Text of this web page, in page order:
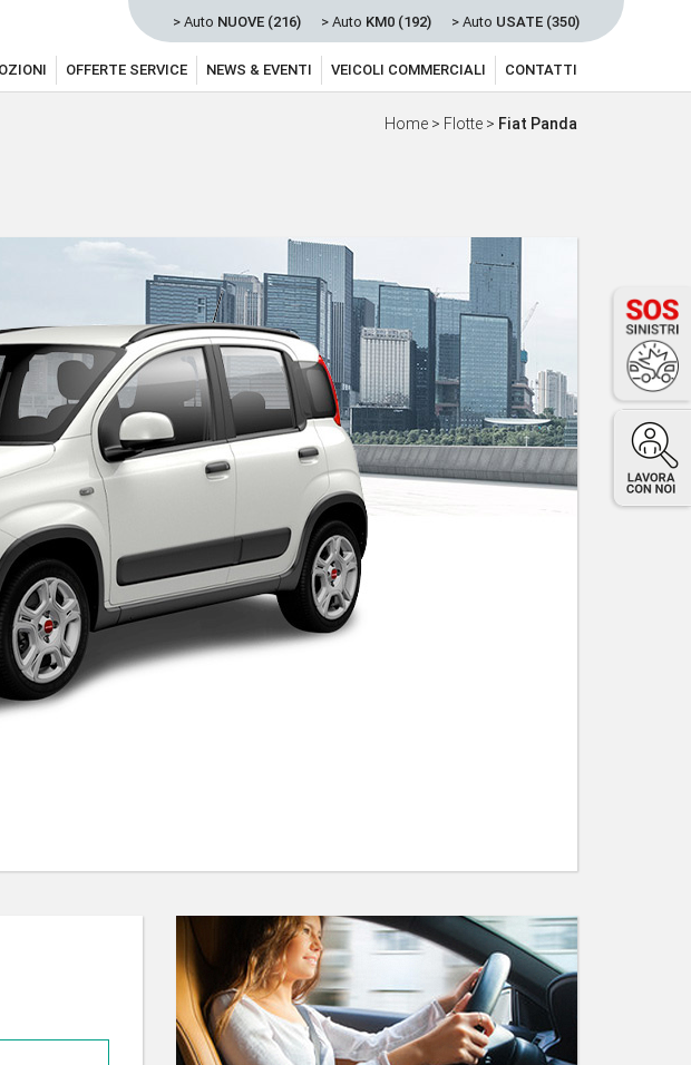
> Auto NUOVE (216) > Auto KM0 (192) > Auto USATE (350)
OFFERTE SERVICE NEWS & EVENTI VEICOLI COMMERCIALI CONTATTI
Home > Flotte > Fiat Panda